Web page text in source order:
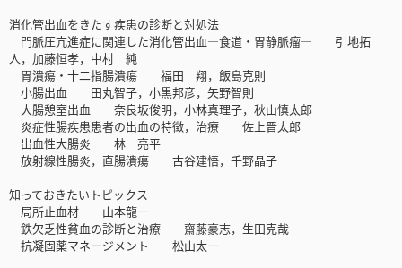
消化管出血をきたす疾患の診断と対処法
門脈圧亢進症に関連した消化管出血―食道・胃静脈瘤― 引地拓
人，加藤恒孝，中村 純
胃潰瘍・十二指腸潰瘍 福田 翔，飯島克則
小腸出血 田丸智子，小黒邦彦，矢野智則
大腸憩室出血 奈良坂俊明，小林真理子，秋山慎太郎
炎症性腸疾患患者の出血の特徴，治療 佐上晋太郎
出血性大腸炎 林 亮平
放射線性腸炎，直腸潰瘍 古谷建悟，千野晶子
知っておきたいトピックス
局所止血材 山本龍一
鉄欠乏性貧血の診断と治療 齋藤豪志，生田克哉
抗凝固薬マネージメント 松山太一